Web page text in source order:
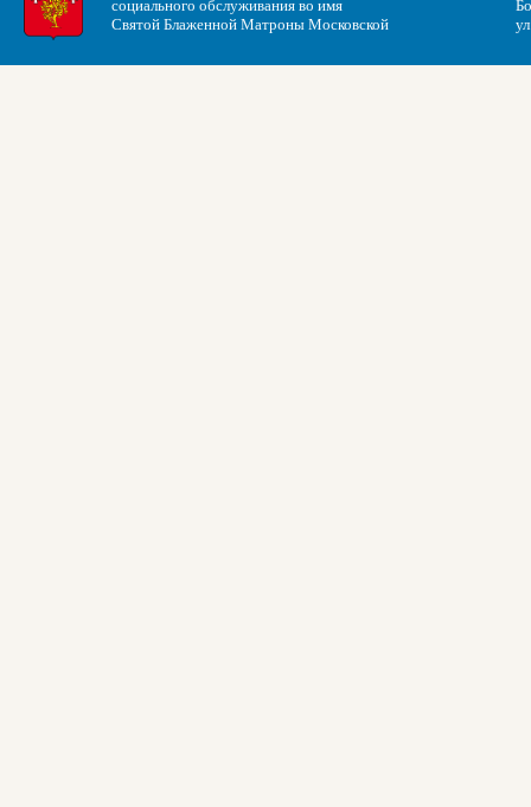
социального обслуживания во имя
Святой Блаженной Матроны Московской